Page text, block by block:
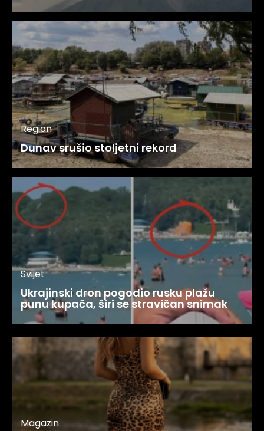
Region
Dunav srušio stoljetni rekord
Svijet
Ukrajinski dron pogodio rusku plažu
punu kupača, širi se stravičan snimak
Magazin